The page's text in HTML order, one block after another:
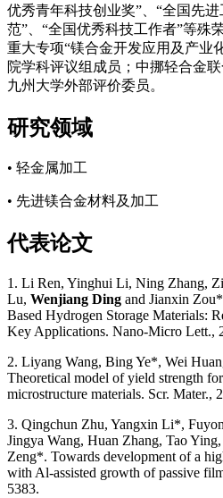
优秀青年科技创业奖”、“全国先
范”、“全国优秀科技工作者”等殊
重大专项“镁合金开发应用及产业
院学科评议组成员；中挪轻合金
九州大学外部评价委员。
研究领域
• 轻金属加工
• 先进镁合金材料及加工
代表论文
1. Li Ren, Yinghui Li, Ning Zhang,
Lu, Wenjiang Ding and Jianxin
Based Hydrogen Storage Materials:
Key Applications. Nano-Micro Lett.,
2. Liyang Wang, Bing Ye*, Wei
Theoretical model of yield strength
microstructure materials. Scr. Mater.,
3. Qingchun Zhu, Yangxin Li*,
Jingya Wang, Huan Zhang, Tao Ying,
Zeng*. Towards development of a
with Al-assisted growth of passive
5383.